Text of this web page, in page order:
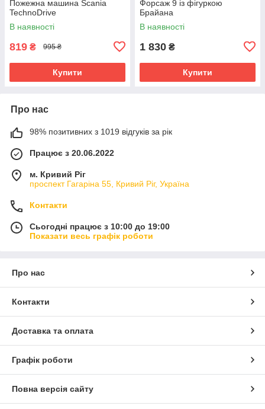
Пожежна машина Scania
TechnoDrive
В наявності
819 ₴ 995 ₴
Купити
Форсаж 9 із фігуркою
Брайана
В наявності
1 830 ₴
Купити
Про нас
98% позитивних з 1019 відгуків за рік
Працює з 20.06.2022
м. Кривий Ріг
проспект Гагаріна 55, Кривий Ріг, Україна
Контакти
Сьогодні працює з 10:00 до 19:00
Показати весь графік роботи
Про нас
Контакти
Доставка та оплата
Графік роботи
Повна версія сайту